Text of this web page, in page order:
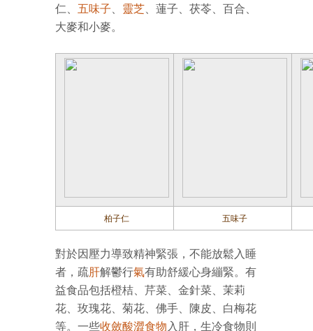
仁、 五味子、 靈芝、蓮子、茯苓、百合、
大麥和小麥。
柏子仁 五味子
對於因壓力導致精神緊張，不能放鬆入睡
者，疏肝解鬱行氣有助舒緩心身繃緊。有
益食品包括橙桔、芹菜、金針菜、茉莉
花、玫瑰花、菊花、佛手、陳皮、白梅花
等。一些收斂酸澀食物入肝，生冷食物則